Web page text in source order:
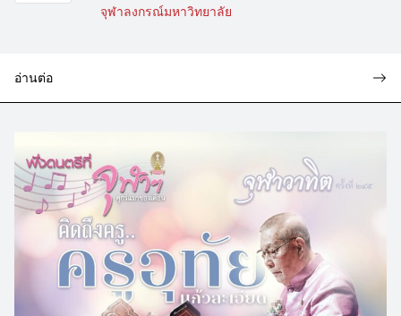
จุฬาลงกรณ์มหาวิทยาลัย
อ่านต่อ